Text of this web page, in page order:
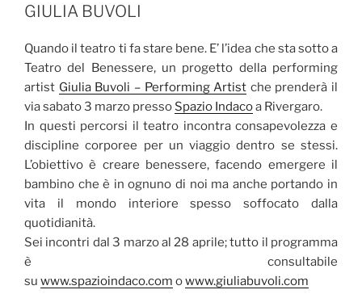
GIULIA BUVOLI
Quando il teatro ti fa stare bene. E’ l’idea che sta sotto a
Teatro del Benessere, un progetto della performing
artist Giulia Buvoli – Performing Artist che prenderà il
via sabato 3 marzo presso Spazio Indacoa Rivergaro.
In questi percorsi il teatro incontra consapevolezza e
discipline corporee per un viaggio dentro se stessi.
L’obiettivo è creare benessere, facendo emergere il
bambino che è in ognuno di noi ma anche portando in
vita il mondo interiore spesso soffocato dalla
quotidianità.
Sei incontri dal 3 marzo al 28 aprile; tutto il programma
è consultabile
su www.spazioindaco.com owww.giuliabuvoli.com